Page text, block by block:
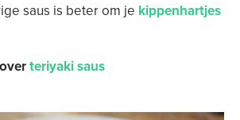
saus is beter om je kippenhartjes
teriyaki saus